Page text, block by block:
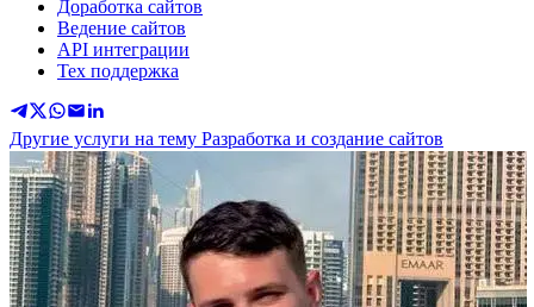
Доработка сайтов
Ведение сайтов
API интеграции
Тех поддержка
Другие услуги на тему Разработка и создание сайтов